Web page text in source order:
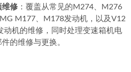
维修 ：覆盖从常见的M274、M276
M177、M178发动机，以及V12
机的维修，同时处理变速箱机电
的维修与更换。